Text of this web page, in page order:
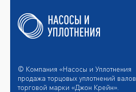
© Компания «Насосы и Уплотнения
продажа торцовых уплотнений валов
торговой марки «Джон Крейн».